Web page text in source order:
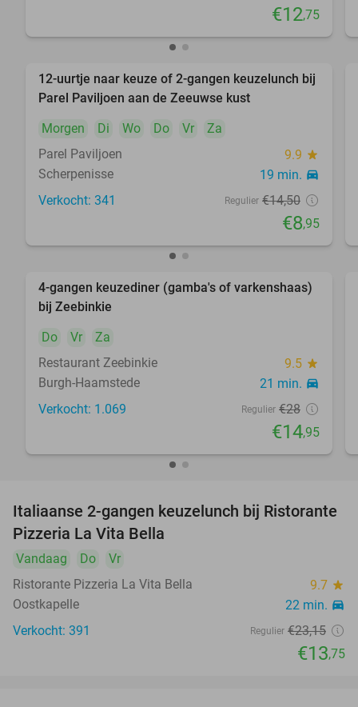
€12,75
38%
12-uurtje naar keuze of 2-gangen keuzelunch bij
Parel Paviljoen aan de Zeeuwse kust
Morgen
Di Wo Do Vr
Za
Parel Paviljoen
9.9 star
Scherpenisse 19 min. directions_car
Verkocht: 341 Regulier €14,50
€8,95
47%
4-gangen keuzediner (gamba's of varkenshaas)
bij Zeebinkie
Do
Vr
Za
Restaurant Zeebinkie
9.5 star
Burgh-Haamstede 21 min. directions_car
Verkocht: 1.069 Regulier €28
€14,95
41%
Italiaanse 2-gangen keuzelunch bij Ristorante
Pizzeria La Vita Bella
Vandaag Do
Vr
Ristorante Pizzeria La Vita Bella
9.7 star
Oostkapelle 22 min. directions_car
Verkocht: 391 Regulier €23,15
€13,75